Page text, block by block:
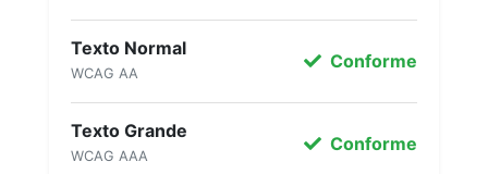
Texto Normal
WCAG AA
Conforme
Texto Grande
WCAG AAA
Conforme